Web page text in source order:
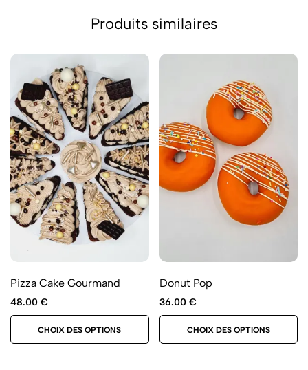
Produits similaires
Pizza Cake Gourmand
48.00 €
CHOIX DES OPTIONS
Donut Pop
36.00 €
CHOIX DES OPTIONS